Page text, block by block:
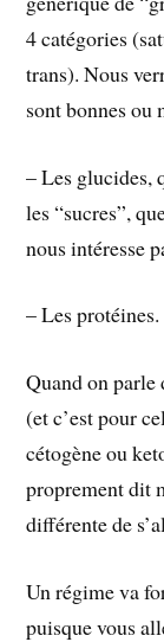
4 catégories
trans). Nous
sont bonnes ou
– Les glucides,
les “sucres”,
nous intéresse
– Les protéines.
Quand on parle
(et c’est pour
cétogène ou
proprement dit
différente de
Un régime va
puisque vous